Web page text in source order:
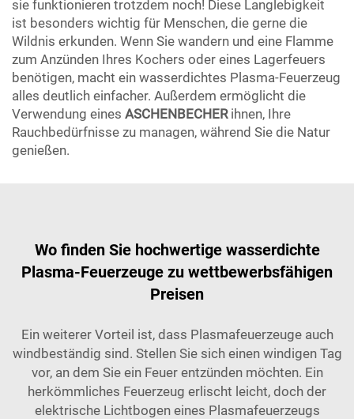
sie funktionieren trotzdem noch! Diese Langlebigkeit
ist besonders wichtig für Menschen, die gerne die
Wildnis erkunden. Wenn Sie wandern und eine Flamme
zum Anzünden Ihres Kochers oder eines Lagerfeuers
benötigen, macht ein wasserdichtes Plasma-Feuerzeug
alles deutlich einfacher. Außerdem ermöglicht die
Verwendung eines ASCHENBECHER ihnen, Ihre
Rauchbedürfnisse zu managen, während Sie die Natur
genießen.
Wo finden Sie hochwertige wasserdichte
Plasma-Feuerzeuge zu wettbewerbsfähigen
Preisen
Ein weiterer Vorteil ist, dass Plasmafeuerzeuge auch
windbeständig sind. Stellen Sie sich einen windigen Tag
vor, an dem Sie ein Feuer entzünden möchten. Ein
herkömmliches Feuerzeug erlischt leicht, doch der
elektrische Lichtbogen eines Plasmafeuerzeugs